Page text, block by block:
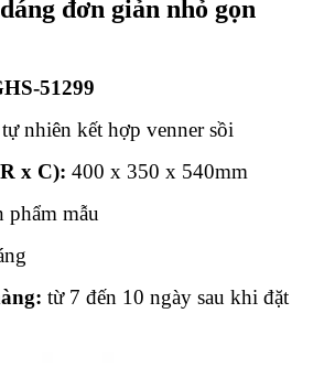
đơn giản nhỏ gọn
51299
nhiên kết hợp venner sồi
x C): 400 x 350 x 540mm
phẩm mẫu
từ 7 đến 10 ngày sau khi đặt